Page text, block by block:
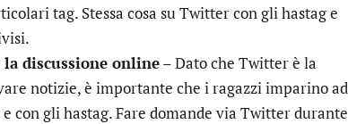
tag. Stessa cosa su Twitter con gli hastag e
discussione online– Dato che Twitter è la
notizie, è importante che i ragazzi imparino ad
con gli hastag. Fare domande via Twitter durante